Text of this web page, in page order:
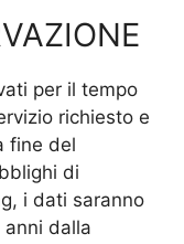
per il tempo
richiesto e
fine del
di
i dati saranno
dalla